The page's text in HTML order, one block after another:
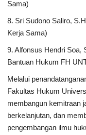
Sama)
8. Sri Sudono Saliro,
Kerja Sama)
9. Alfonsus Hendri Soa,
Bantuan Hukum FH
Melalui
Fakultas Hukum
membangun kemitraan
berkelanjutan, dan
pengembangan ilmu